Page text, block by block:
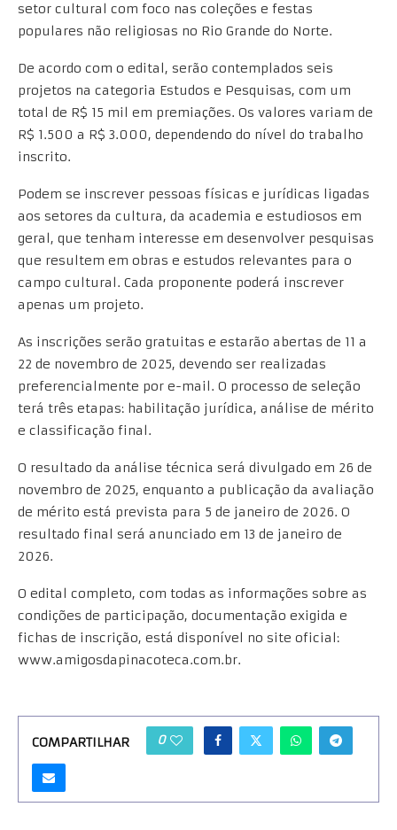
setor cultural com foco nas coleções e festas
populares não religiosas no Rio Grande do Norte.
De acordo com o edital, serão contemplados seis
projetos na categoria Estudos e Pesquisas, com um
total de R$ 15 mil em premiações. Os valores variam de
R$ 1.500 a R$ 3.000, dependendo do nível do trabalho
inscrito.
Podem se inscrever pessoas físicas e jurídicas ligadas
aos setores da cultura, da academia e estudiosos em
geral, que tenham interesse em desenvolver pesquisas
que resultem em obras e estudos relevantes para o
campo cultural. Cada proponente poderá inscrever
apenas um projeto.
As inscrições serão gratuitas e estarão abertas de 11 a
22 de novembro de 2025, devendo ser realizadas
preferencialmente por e-mail. O processo de seleção
terá três etapas: habilitação jurídica, análise de mérito
e classificação final.
O resultado da análise técnica será divulgado em 26 de
novembro de 2025, enquanto a publicação da avaliação
de mérito está prevista para 5 de janeiro de 2026. O
resultado final será anunciado em 13 de janeiro de
2026.
O edital completo, com todas as informações sobre as
condições de participação, documentação exigida e
fichas de inscrição, está disponível no site oficial:
www.amigosdapinacoteca.com.br.
COMPARTILHAR 0